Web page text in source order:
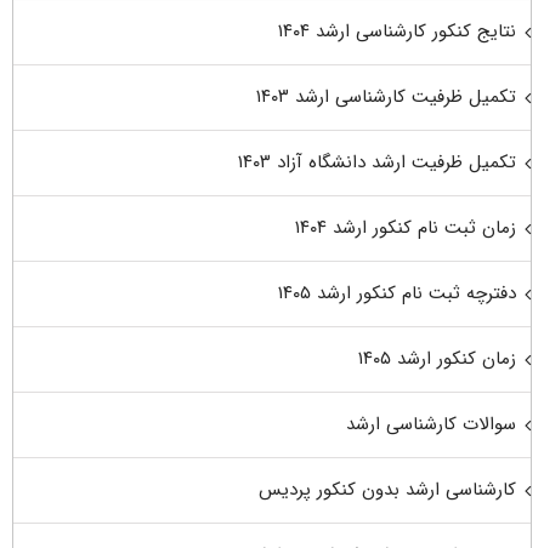
نتایج کنکور کارشناسی ارشد ۱۴۰۴
تکمیل ظرفیت کارشناسی ارشد ۱۴۰۳
تکمیل ظرفیت ارشد دانشگاه آزاد ۱۴۰۳
زمان ثبت نام کنکور ارشد ۱۴۰۴
دفترچه ثبت نام کنکور ارشد ۱۴۰۵
زمان کنکور ارشد ۱۴۰۵
سوالات کارشناسی ارشد
کارشناسی ارشد بدون کنکور پردیس